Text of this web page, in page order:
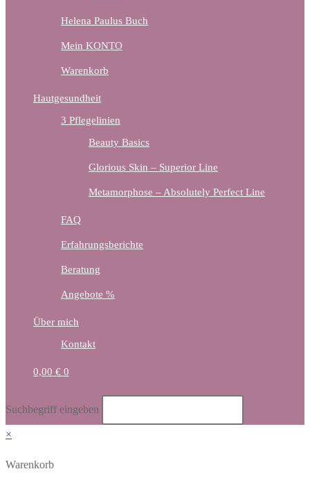
Helena Paulus Buch
Mein KONTO
Warenkorb
Hautgesundheit
3 Pflegelinien
Beauty Basics
Glorious Skin – Superior Line
Metamorphose – Absolutely Perfect Line
FAQ
Erfahrungsberichte
Beratung
Angebote %
Über mich
Kontakt
0,00 € 0
Diese
Website
durchsuchen
Suchbegriff eingeben
×
Warenkorb